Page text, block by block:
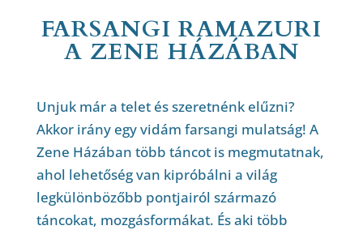
FARSANGI RAMAZURI
A ZENE HÁZÁBAN
Unjuk már a telet és szeretnénk elűzni?
Akkor irány egy vidám farsangi mulatság! A
Zene Házában több táncot is megmutatnak,
ahol lehetőség van kipróbálni a világ
legkülönbözőbb pontjairól származó
táncokat, mozgásformákat. És aki több